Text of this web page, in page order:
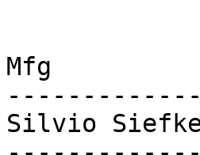
Mfg
Silvio